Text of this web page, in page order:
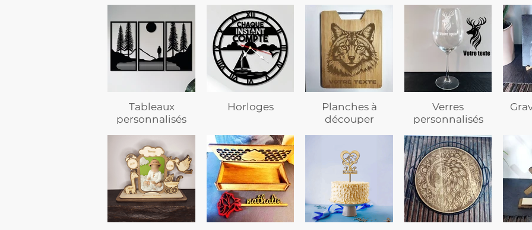
Tableaux
personnalisés
Horloges
Planches à
découper
Verres
personnalisés